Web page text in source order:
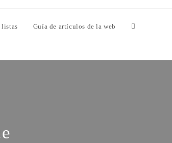
listas Guía de artículos de la web